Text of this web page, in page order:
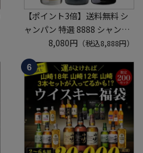
【ポイント3倍】送料無料 シ
ャンパン 特選 8888 シャンパ
ン福袋 第29弾 高級シャンパ
ン を探せ！ 超レアシャンパン
が入ってるかも!?【限定300セ
ット】 シャンパーニュ クリス
タル ドンペリP2 NPU 2008
VT リカーマウ
8,080円 （税込8,888円）